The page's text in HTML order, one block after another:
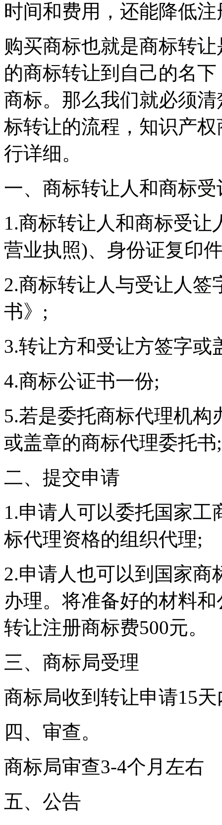
时间和费用，还能降低
购买商标也就是商标转
的商标转让到自己的名
商标。那么我们就必须
标转让的流程，知识产
行详细。
一、商标转让人和商标
1.商标转让人和商标受
营业执照)、身份证复印
2.商标转让人与受让人签
书》;
3.转让方和受让方签字或
4.商标公证书一份;
5.若是委托商标代理机
或盖章的商标代理委托书;
二、提交申请
1.申请人可以委托国家
标代理资格的组织代理;
2.申请人也可以到国家
办理。将准备好的材料
转让注册商标费500元。
三、商标局受理
商标局收到转让申请15
四、审查。
商标局审查3-4个月左右
五、公告